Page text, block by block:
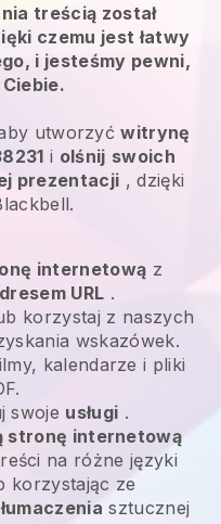
treścią został
czemu jest łatwy
i jesteśmy pewni,
utworzyćwitrynę
i olśnij swoich
prezentacji , dzięki
internetową z
URL .
korzystaj z naszych
wskazówek.
kalendarze i pliki
swoje usługi .
stronę internetową
na różne języki
korzystając ze
sztucznej